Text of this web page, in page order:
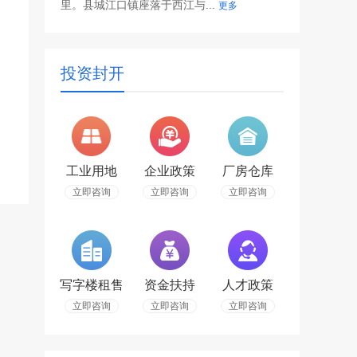
里。县城江口镇座落于西江与... 更多
投资封开
工业用地
立即咨询
企业政策
立即咨询
厂房仓库
立即咨询
写字楼租售
立即咨询
资金扶持
立即咨询
人才政策
立即咨询